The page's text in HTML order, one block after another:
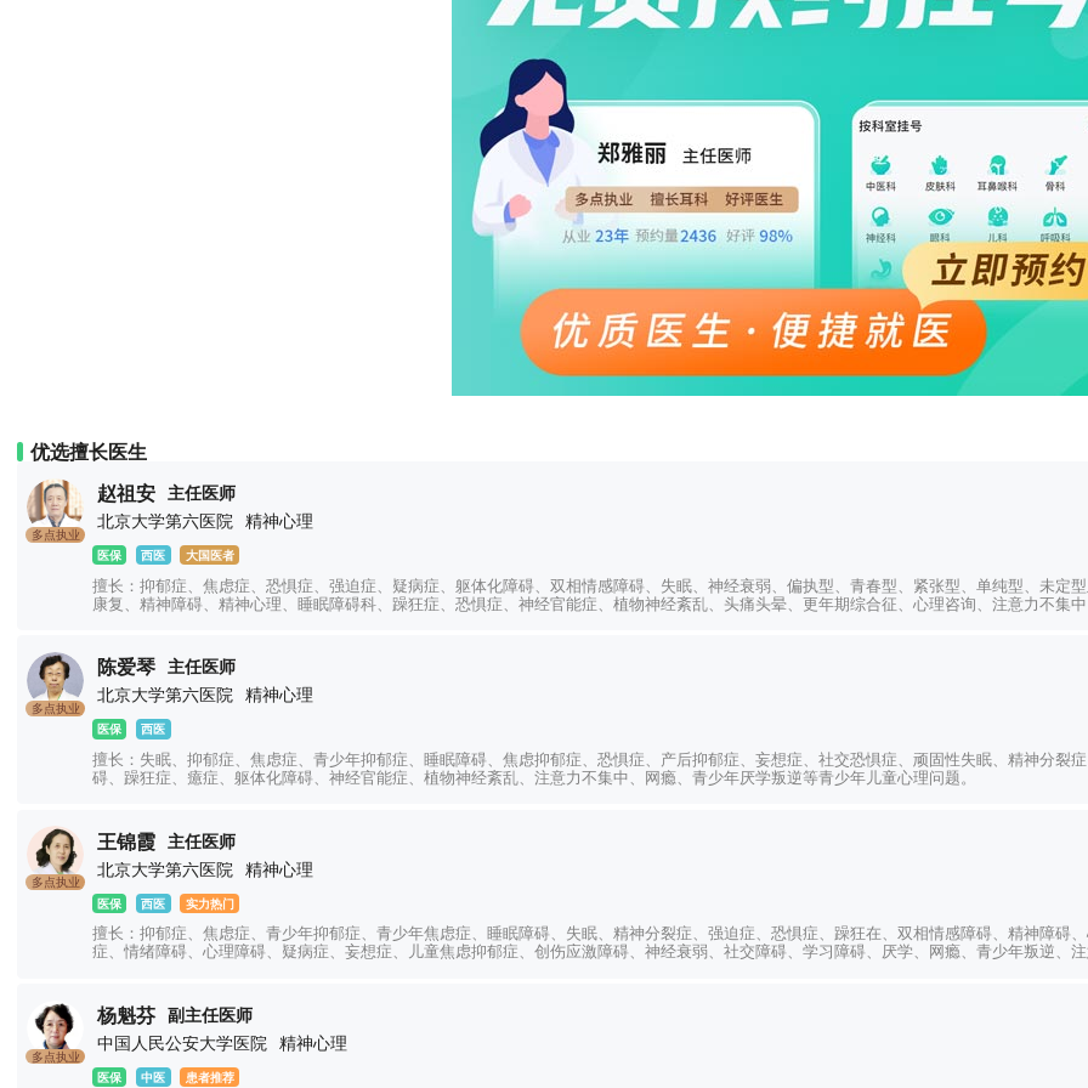
优选擅长医生
多点执业
赵祖安
主任医师
北京大学第六医院
精神心理
医保 西医 大国医者
擅长：抑郁症、焦虑症、恐惧症、强迫症、疑病症、躯体化障碍、双相情感障碍、失眠、神经衰弱、偏执型、青春型、紧张型、单纯型、未定
康复、精神障碍、精神心理、睡眠障碍科、躁狂症、恐惧症、神经官能症、植物神经紊乱、头痛头晕、更年期综合征、心理咨询、注意力不集
多点执业
陈爱琴
主任医师
北京大学第六医院
精神心理
医保 西医
擅长：失眠、抑郁症、焦虑症、青少年抑郁症、睡眠障碍、焦虑抑郁症、恐惧症、产后抑郁症、妄想症、社交恐惧症、顽固性失眠、精神分裂
碍、躁狂症、癔症、躯体化障碍、神经官能症、植物神经紊乱、注意力不集中、网瘾、青少年厌学叛逆等青少年儿童心理问题。
多点执业
王锦霞
主任医师
北京大学第六医院
精神心理
医保 西医 实力热门
擅长：抑郁症、焦虑症、青少年抑郁症、青少年焦虑症、睡眠障碍、失眠、精神分裂症、强迫症、恐惧症、躁狂在、双相情感障碍、精神障碍
症、情绪障碍、心理障碍、疑病症、妄想症、儿童焦虑抑郁症、创伤应激障碍、神经衰弱、社交障碍、学习障碍、厌学、网瘾、青少年叛逆、
多点执业
杨魁芬
副主任医师
中国人民公安大学医院
精神心理
医保 中医 患者推荐